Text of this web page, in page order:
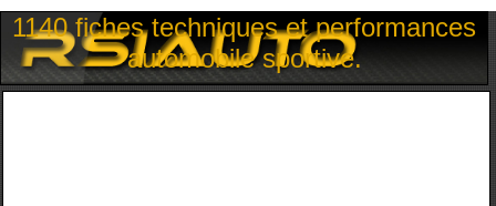
1140 fiches techniques et performances
automobile sportive.